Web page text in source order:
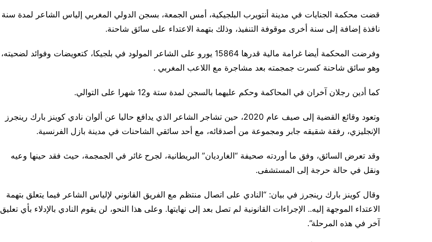
قضت محكمة الجنايات في مدينة أنتويرب البلجيكية، أمس الجمعة، بسجن الدولي المغربي إلياس الشاعر لمدة سنة
نافذة إضافة إلى سنة أخرى موقوفة التنفيذ، وذلك بتهمة الاعتداء على سائق شاحنة.
وفرضت المحكمة أيضا غرامة مالية قدرها 15864 يورو على الشاعر المولود في بلجيكا، كتعويضات وفوائد لضحيته،
وهو سائق شاحنة كسرت جمجمته بعد مشاجرة مع اللاعب المغربي .
كما أدين رجلان آخران في المحاكمة وحكم عليهما بالسجن لمدة ستة و12 شهرا على التوالي.
وتعود وقائع القضية إلى صيف عام 2020، حين تشاجر الشاعر الذي يدافع حاليا عن ألوان نادي كوينز بارك رينجرز
الإنجليزي، رفقة شقيقه جابر ومجموعة من أصدقائه، مع أحد سائقي الشاحنات في مدينة بازل الفرنسية.
وقد تعرض السائق، وفق ما أوردته صحيفة “الغارديان” البريطانية، لجرح غائر في الجمجمة، حيث فقد حينها وعيه
ونقل في حالة حرجة إلى المستشفى.
وقال كوينز بارك رينجرز في بيان: “النادي على اتصال منتظم مع الفريق القانوني لإلياس الشاعر فيما يتعلق بتهمة
الاعتداء الموجهة إليه.. الإجراءات القانونية لم تصل بعد إلى نهايتها. وعلى هذا النحو، لن يقوم النادي بالإدلاء بأي تعليق
آخر في هذه المرحلة”.